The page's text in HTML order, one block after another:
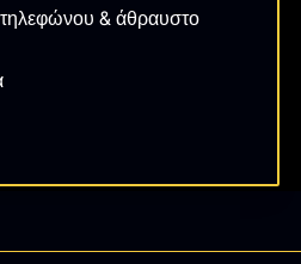
τηλεφώνου & άθραυστο